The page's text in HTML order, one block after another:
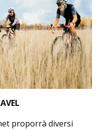
proporrà diversi